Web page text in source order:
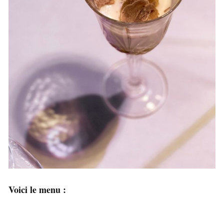
Voici le menu :